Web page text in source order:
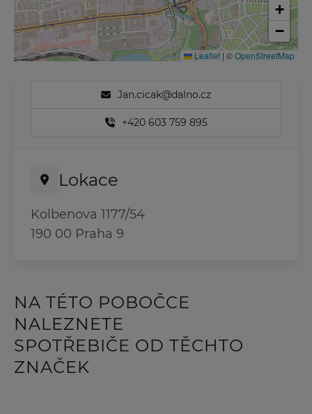
Jan.cicak@dalno.cz
+420 603 759 895
Lokace
Kolbenova 1177/54
190 00 Praha 9
+
−
Leaflet | ©OpenStreetMap
NA TÉTO POBOČCE
NALEZNETE
SPOTŘEBIČE OD TĚCHTO
ZNAČEK